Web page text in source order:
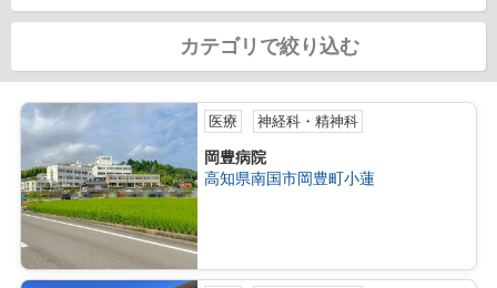
カテゴリで絞り込む
医療 神経科・精神科
岡豊病院
高知県南国市岡豊町小蓮